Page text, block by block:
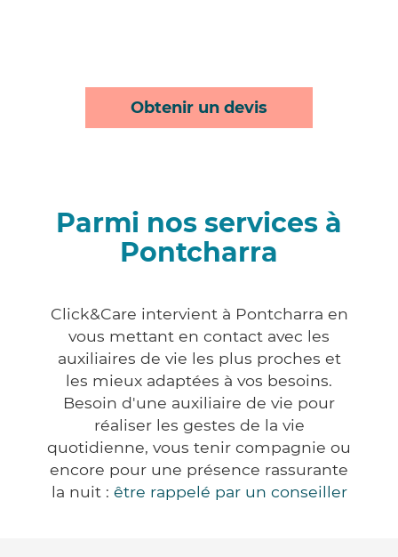
Obtenir un devis
Parmi nos services à
Pontcharra
Click&Care intervient à Pontcharra en
vous mettant en contact avec les
auxiliaires de vie les plus proches et
les mieux adaptées à vos besoins.
Besoin d'une auxiliaire de vie pour
réaliser les gestes de la vie
quotidienne, vous tenir compagnie ou
encore pour une présence rassurante
la nuit : être rappelé par un conseiller